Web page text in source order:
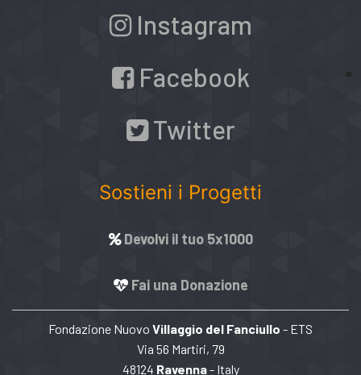
Instagram
Facebook
Twitter
Sostieni i Progetti
Devolvi il tuo 5x1000
Fai una Donazione
Fondazione Nuovo Villaggio del Fanciullo - ETS
Via 56 Martiri, 79
48124 Ravenna- Italy